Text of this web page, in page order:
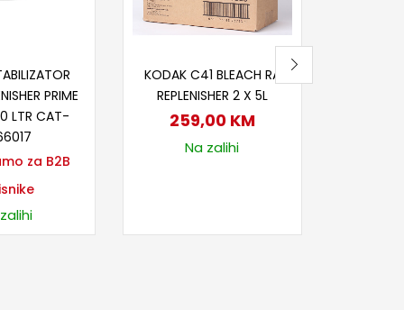
PRIME
LTR CAT-
za B2B
KODAK C41 BLEACH RA
REPLENISHER 2 X 5L
259,00 KM
Na zalihi